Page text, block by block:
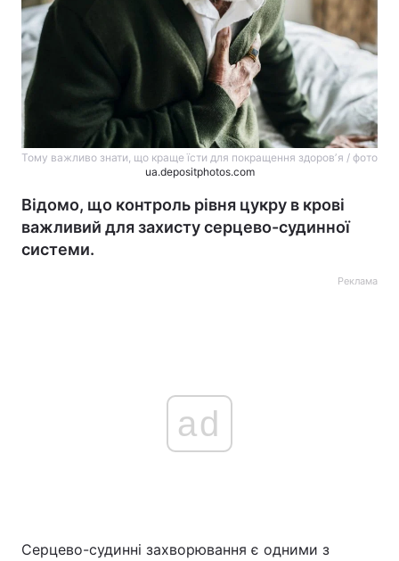
Тому важливо знати, що краще їсти для покращення здоровʼя / фото
ua.depositphotos.com
Відомо, що контроль рівня цукру в крові
важливий для захисту серцево-судинної
системи.
Реклама
ad
Серцево-судинні захворювання є одними з